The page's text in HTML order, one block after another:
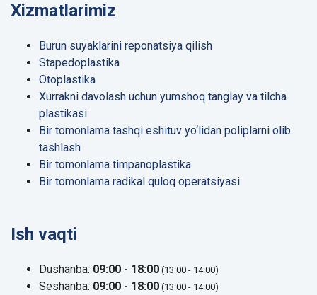
Xizmatlarimiz
Burun suyaklarini reponatsiya qilish
Stapedoplastika
Otoplastika
Xurrakni davolash uchun yumshoq tanglay va tilcha
plastikasi
Bir tomonlama tashqi eshituv yo‘lidan poliplarni olib
tashlash
Bir tomonlama timpanoplastika
Bir tomonlama radikal quloq operatsiyasi
Ish vaqti
Dushanba. 09:00 - 18:00 (13:00 - 14:00)
Seshanba. 09:00 - 18:00 (13:00 - 14:00)